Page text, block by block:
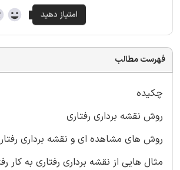
فهرست مطالب
چکیده
روش نقشه برداری رفتاری
روش های مشاهده ای و نقشه برداری رفتار
مثال هایی از نقشه برداری رفتاری به کار